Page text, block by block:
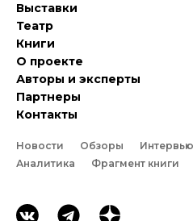
Выставки
Театр
Книги
О проекте
Авторы и эксперты
Партнеры
Контакты
Новости Обзоры Интервью
Аналитика
Фрагмент книги